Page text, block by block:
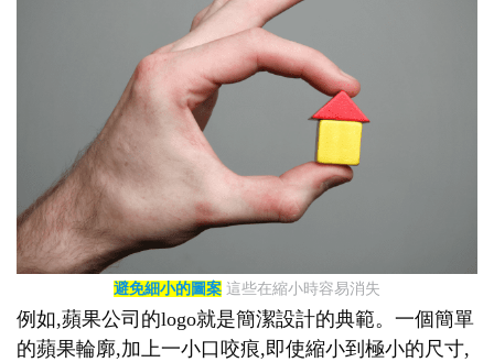
避免細小的圖案 這些在縮小時容易消失
例如,蘋果公司的logo就是簡潔設計的典範。一個簡單
的蘋果輪廓,加上一小口咬痕,即使縮小到極小的尺寸,